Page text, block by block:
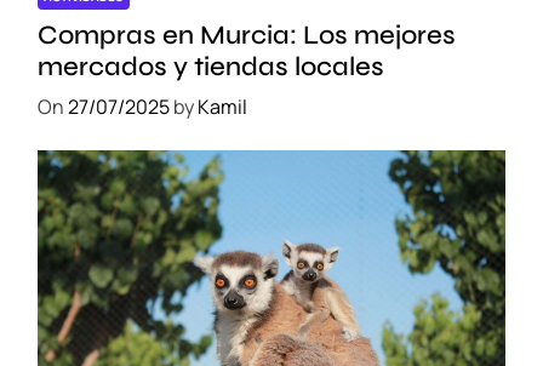
Compras en Murcia: Los mejores
mercados y tiendas locales
On27/07/2025byKamil